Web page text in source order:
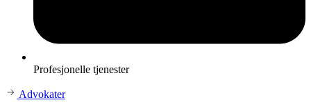
Profesjonelle tjenester
Advokater